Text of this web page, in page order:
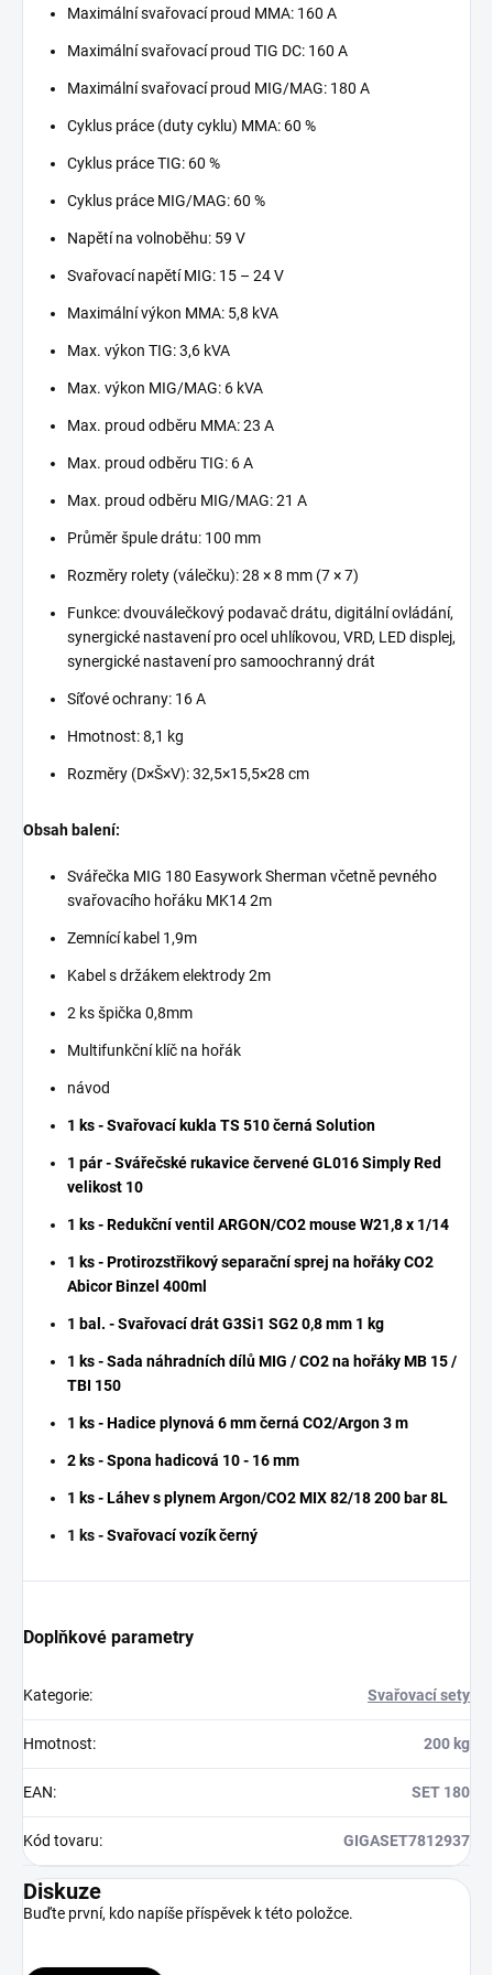
Maximální svařovací proud MMA: 160 A
Maximální svařovací proud TIG DC: 160 A
Maximální svařovací proud MIG/MAG: 180 A
Cyklus práce (duty cyklu) MMA: 60 %
Cyklus práce TIG: 60 %
Cyklus práce MIG/MAG: 60 %
Napětí na volnoběhu: 59 V
Svařovací napětí MIG: 15 – 24 V
Maximální výkon MMA: 5,8 kVA
Max. výkon TIG: 3,6 kVA
Max. výkon MIG/MAG: 6 kVA
Max. proud odběru MMA: 23 A
Max. proud odběru TIG: 6 A
Max. proud odběru MIG/MAG: 21 A
Průměr špule drátu: 100 mm
Rozměry rolety (válečku): 28 × 8 mm (7 × 7)
Funkce: dvouválečkový podavač drátu, digitální ovládání,
synergické nastavení pro ocel uhlíkovou, VRD, LED displej,
synergické nastavení pro samoochranný drát
Síťové ochrany: 16 A
Hmotnost: 8,1 kg
Rozměry (D×Š×V): 32,5×15,5×28 cm
Obsah balení:
Svářečka MIG 180 Easywork Sherman včetně pevného
svařovacího hořáku MK14 2m
Zemnící kabel 1,9m
Kabel s držákem elektrody 2m
2 ks špička 0,8mm
Multifunkční klíč na hořák
návod
1 ks - Svařovací kukla TS 510 černá Solution
1 pár - Svářečské rukavice červené GL016 Simply Red
velikost 10
1 ks - Redukční ventil ARGON/CO2 mouse W21,8 x 1/14
1 ks - Protirozstřikový separační sprej na hořáky CO2
Abicor Binzel 400ml
1 bal. - Svařovací drát G3Si1 SG2 0,8 mm 1 kg
1 ks - Sada náhradních dílů MIG / CO2 na hořáky MB 15 /
TBI 150
1 ks - Hadice plynová 6 mm černá CO2/Argon 3 m
2 ks - Spona hadicová 10 - 16 mm
1 ks - Láhev s plynem Argon/CO2 MIX 82/18 200 bar 8L
1 ks -Svařovací vozík černý
Doplňkové parametry
Kategorie: Svařovací sety
Hmotnost: 200 kg
EAN: SET 180
Kód tovaru: GIGASET7812937
Diskuze
Buďte první, kdo napíše příspěvek k této položce.